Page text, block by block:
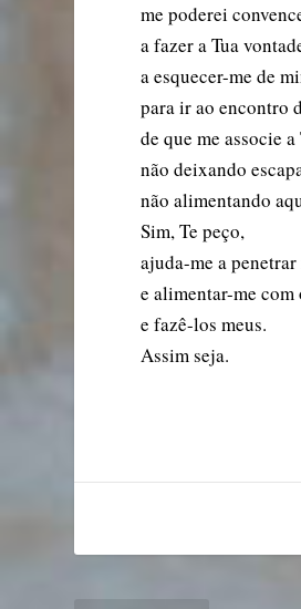
me poderei
a fazer a Tua
a esquecer-me de
para ir ao encontro
de que me associe
não deixando
não alimentando
Sim, Te peço,
ajuda-me a
e alimentar-me com
e fazê-los meus.
Assim seja.